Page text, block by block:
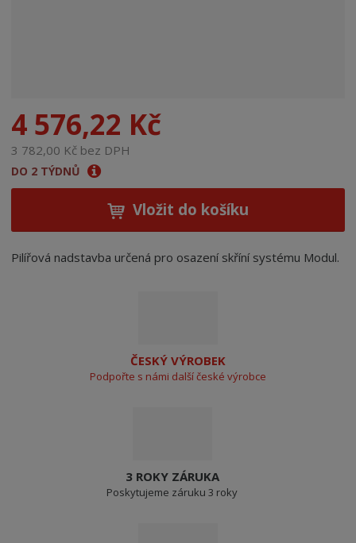
4 576,22 Kč
3 782,00 Kč bez DPH
DO 2 TÝDNŮ
Vložit do košíku
Pilířová nadstavba určená pro osazení skříní systému Modul.
ČESKÝ VÝROBEK
Podpořte s námi další české výrobce
3 ROKY ZÁRUKA
Poskytujeme záruku 3 roky